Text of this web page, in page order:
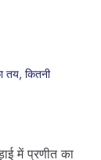
तय, कितनी
में प्रणीत का